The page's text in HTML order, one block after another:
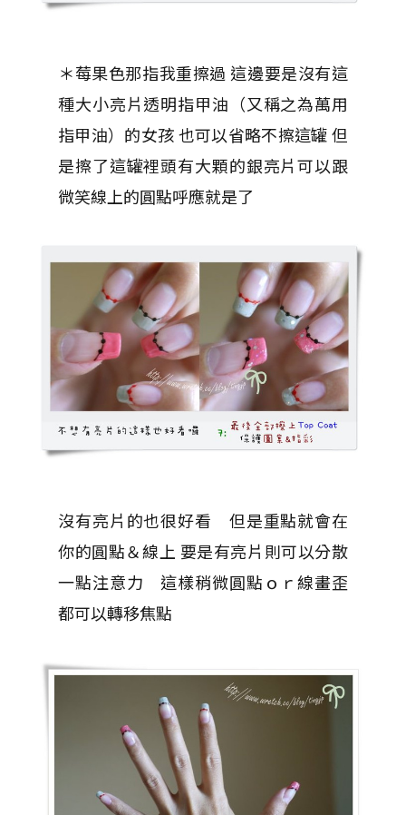
＊莓果色那指我重擦過 這邊要是沒有這
種大小亮片透明指甲油（又稱之為萬用
指甲油）的女孩 也可以省略不擦這罐 但
是擦了這罐裡頭有大顆的銀亮片可以跟
微笑線上的圓點呼應就是了
沒有亮片的也很好看 但是重點就會在
你的圓點＆線上 要是有亮片則可以分散
一點注意力 這樣稍微圓點ｏｒ線畫歪
都可以轉移焦點